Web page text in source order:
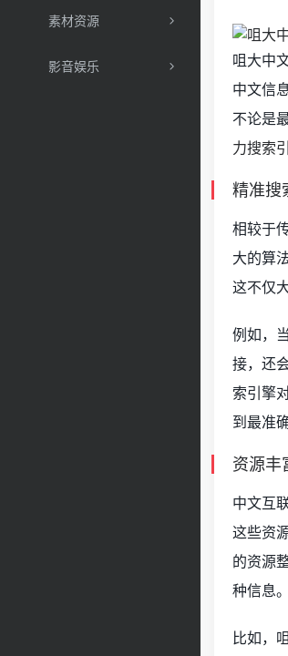
素材资源
影音娱乐 咀大中
中文信
不论是
力搜索
精准搜
相较于
大的算
这不仅
例如，
接，还
索引擎
到最准
资源丰
中文互
这些资
的资源
种信息。
比如，